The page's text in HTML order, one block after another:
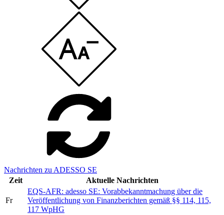
Nachrichten zu ADESSO SE
Zeit
Aktuelle Nachrichten
Fr
EQS-AFR: adesso SE: Vorabbekanntmachung über die
Veröffentlichung von Finanzberichten gemäß §§ 114, 115,
117 WpHG